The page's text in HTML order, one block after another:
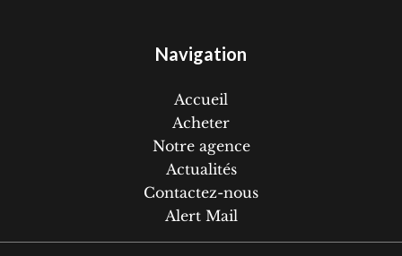
Navigation
Accueil
Acheter
Notre agence
Actualités
Contactez-nous
Alert Mail